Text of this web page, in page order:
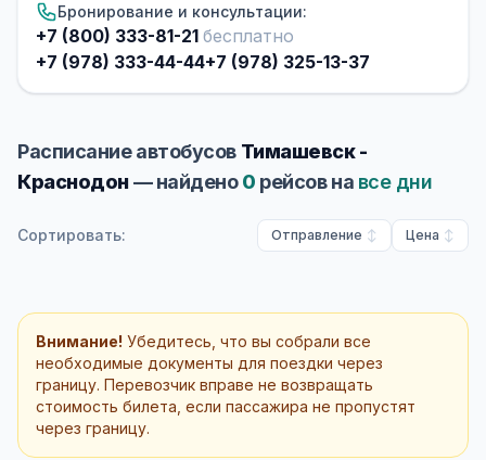
Бронирование и консультации:
+7 (800) 333-81-21 бесплатно
+7 (978) 333-44-44+7 (978) 325-13-37
Расписание автобусов Тимашевск -
Краснодон— найдено0 рейсов на все дни
Сортировать: Отправление Цена
Внимание! Убедитесь, что вы собрали все
необходимые документы для поездки через
границу. Перевозчик вправе не возвращать
стоимость билета, если пассажира не пропустят
через границу.